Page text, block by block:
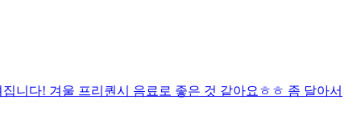
니다! 겨울 프리퀀시 음료로 좋은 것 같아요ㅎㅎ 좀 달아서